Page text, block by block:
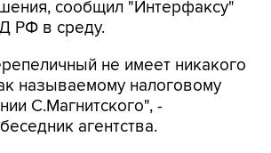
сообщил "Интерфаксу"
РФ в среду.
не имеет никакого
называемому налоговому
С.Магнитского", -
агентства.